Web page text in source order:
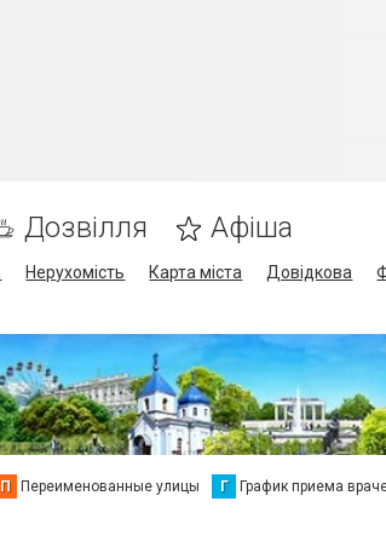
Дозвілля Афіша
Нерухомість Карта міста Довідкова
П Переименованные улицы Г График приема